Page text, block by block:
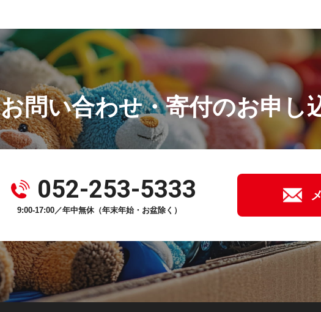
お問い合わせ・寄付のお申し
052-253-5333
9:00-17:00／年中無休（年末年始・お盆除く）